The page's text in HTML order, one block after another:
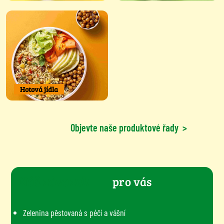
Hotová jídla
Objevte naše produktové řady >
pro vás
Zelenina pěstovaná s péčí a vášní